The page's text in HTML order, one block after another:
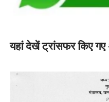
यहां देखें ट्रांसफर किए गए